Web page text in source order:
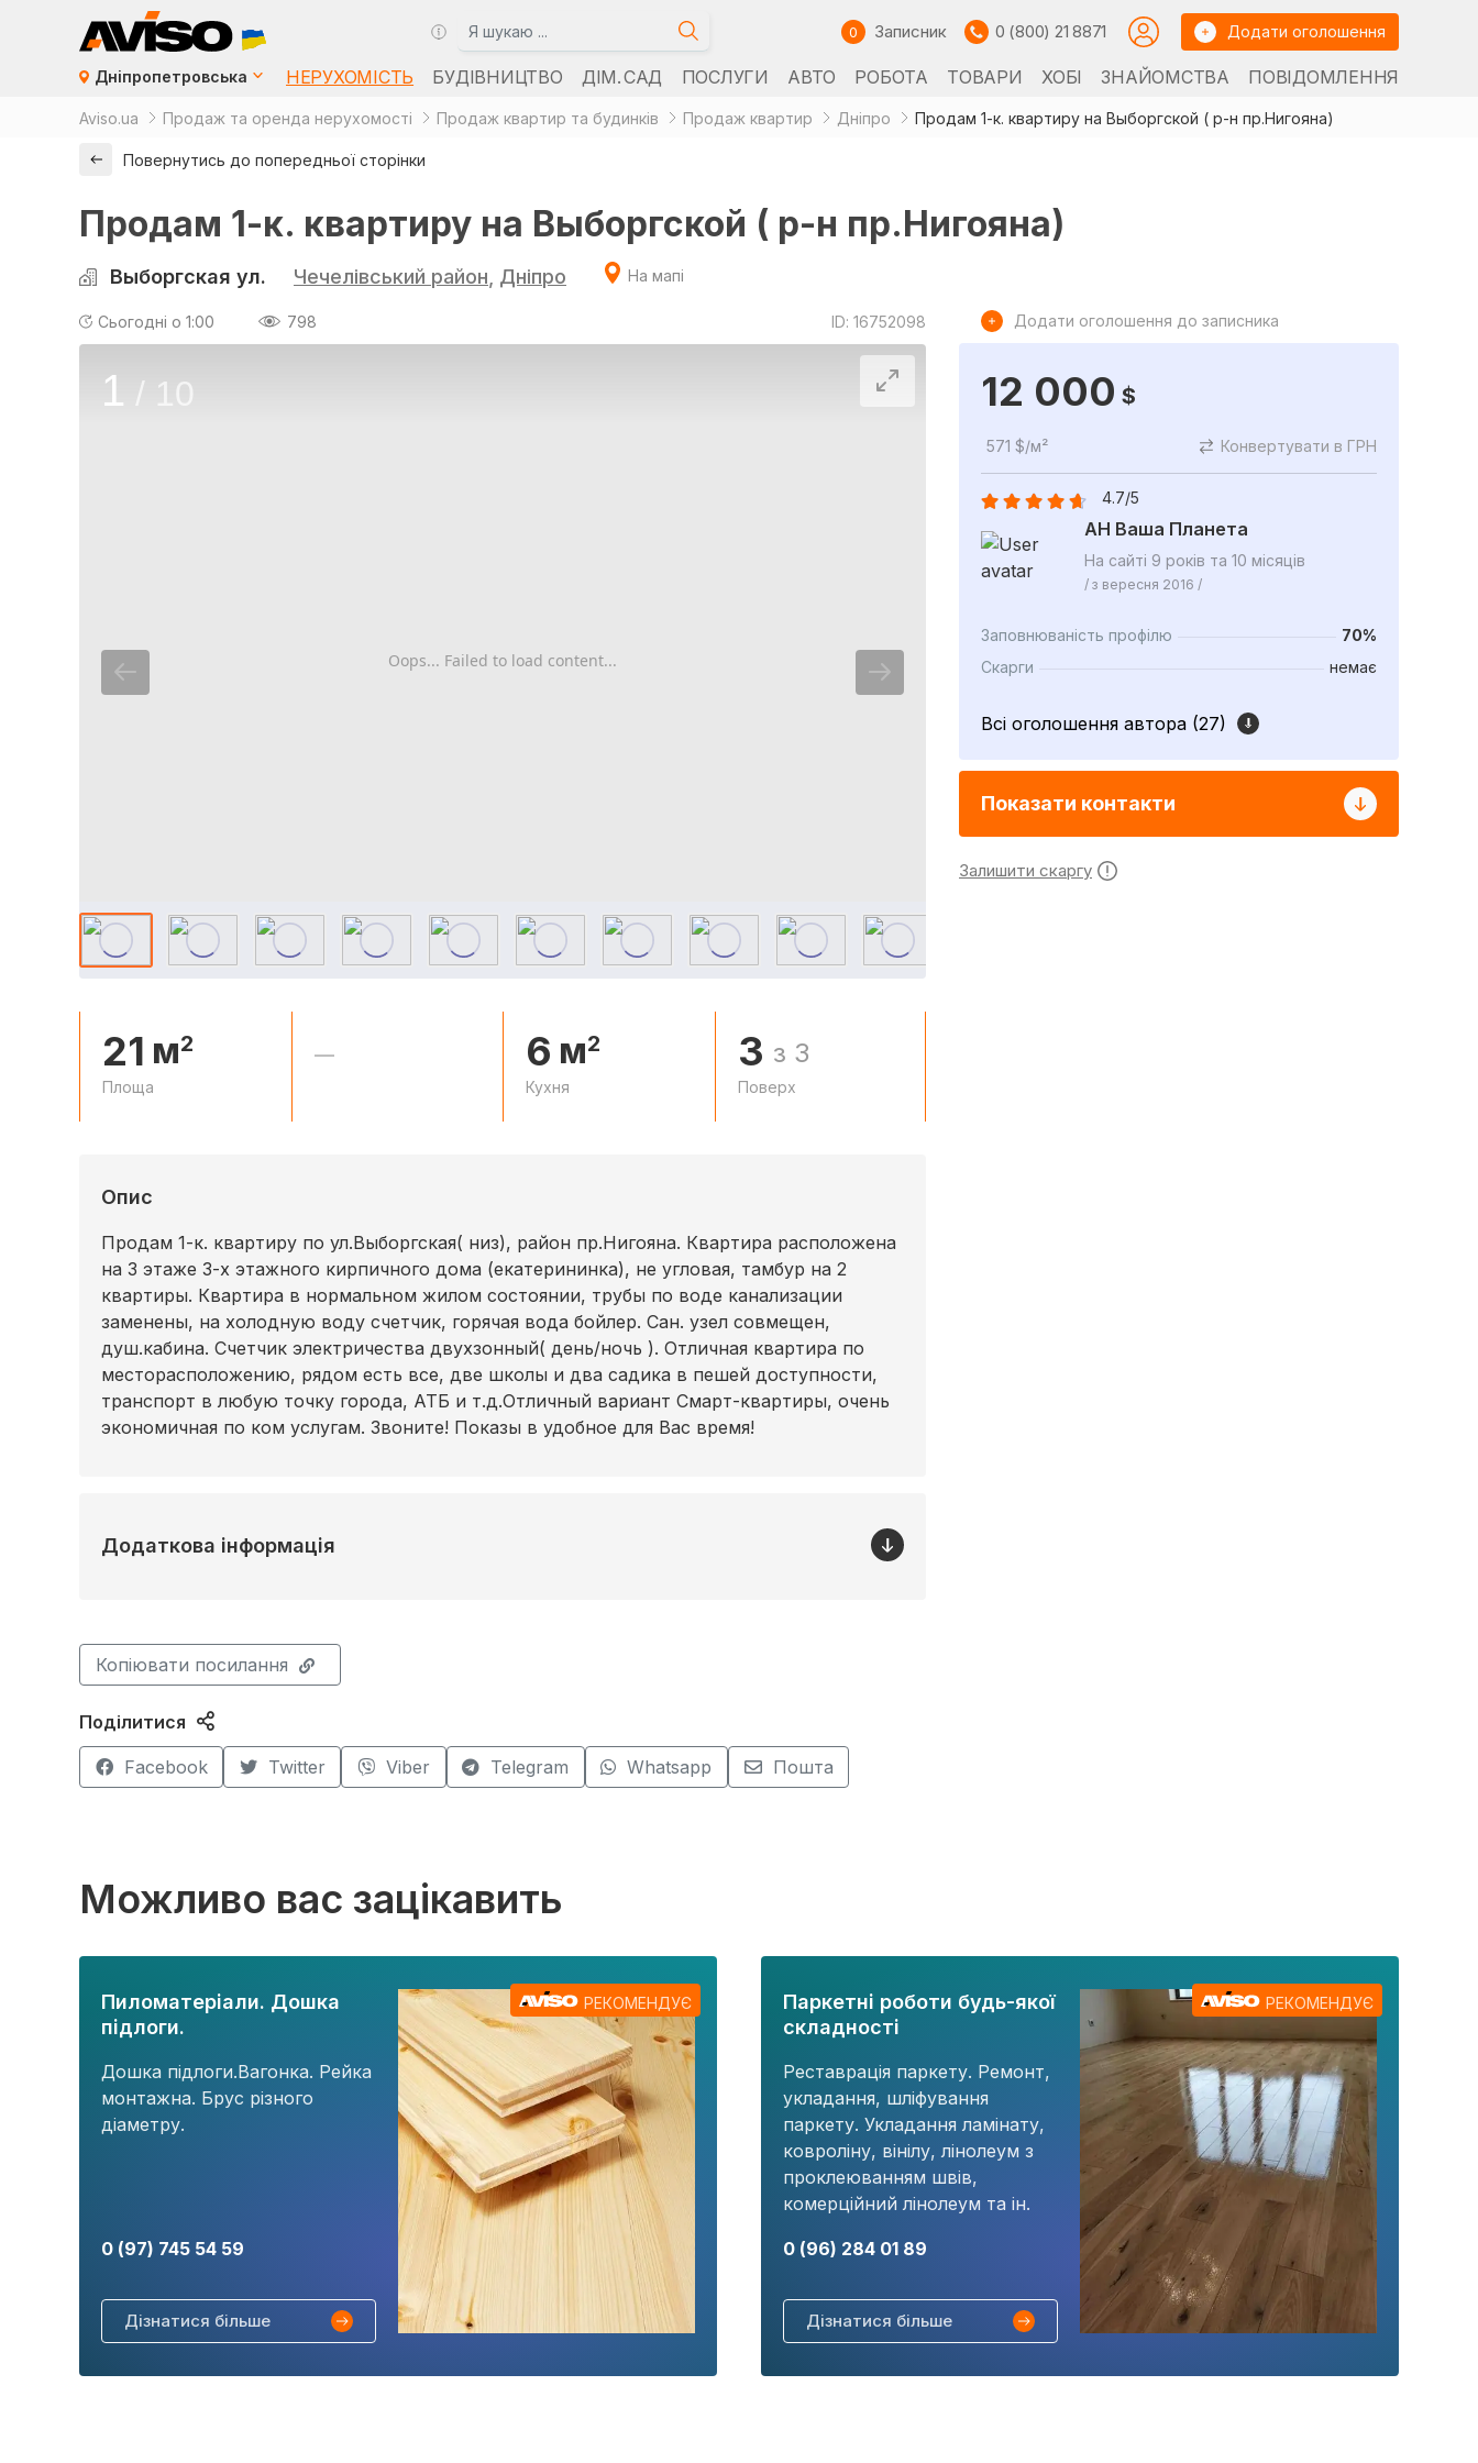
0 Записник 0 (800) 21 8871 Додати оголошення
Дніпропетровська НЕРУХОМІСТЬ БУДІВНИЦТВО ДІМ. САД ПОСЛУГИ АВТО РОБОТА ТОВАРИ ХОБІ ЗНАЙОМСТВА ПОВІДОМЛЕННЯ
Aviso.ua Продаж та оренда нерухомості Продаж квартир та будинків Продаж квартир Дніпро Продам 1-к. квартиру на Выборгской ( р-н пр.Нигояна)
Повернутись до попередньої сторінки
Продам 1-к. квартиру на Выборгской ( р-н пр.Нигояна)
Выборгская ул. Чечелівський район Дніпро На мапі
Сьогодні о 1:00 798 ID: 16752098
Oops... Failed to load content...
1 / 10
21 м2
Площа
— 6 м2
Кухня
3 з 3
Поверх
Опис
Продам 1-к. квартиру по ул.Выборгская( низ), район пр.Нигояна. Квартира расположена
на 3 этаже 3-х этажного кирпичного дома (екатерининка), не угловая, тамбур на 2
квартиры. Квартира в нормальном жилом состоянии, трубы по воде канализации
заменены, на холодную воду счетчик, горячая вода бойлер. Сан. узел совмещен,
душ.кабина. Счетчик электричества двухзонный( день/ночь ). Отличная квартира по
месторасположению, рядом есть все, две школы и два садика в пешей доступности,
транспорт в любую точку города, АТБ и т.д.Отличный вариант Смарт-квартиры, очень
экономичная по ком услугам. Звоните! Показы в удобное для Вас время!
Додаткова інформація
Копіювати посилання
Поділитися
Facebook Twitter Viber Telegram Whatsapp Пошта
Додати оголошення до записника
12 000 $
571 $/м² Конвертувати в ГРН
4.7/5
АН Ваша Планета
На сайті 9 років та 10 місяців
/ з вересня 2016 /
Заповнюваність профілю
70%
Скарги
немає
Всі оголошення автора (27)
Показати контакти
Залишити скаргу
Можливо вас зацікавить
Пиломатеріали. Дошка
підлоги.
Дошка підлоги.Вагонка. Рейка
монтажна. Брус різного
діаметру.
0 (97) 745 54 59
Дізнатися більше
РЕКОМЕНДУЄ
Паркетні роботи будь-якої
складності
Реставрація паркету. Ремонт,
укладання, шліфування
паркету. Укладання ламінату,
ковроліну, вінілу, лінолеум з
проклеюванням швів,
комерційний лінолеум та ін.
0 (96) 284 01 89
Дізнатися більше
РЕКОМЕНДУЄ